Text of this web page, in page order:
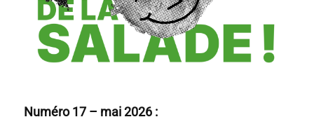
Numéro 17 – mai 2026 :